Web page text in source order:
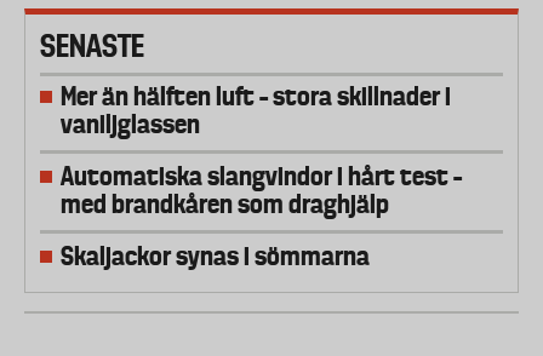
SENASTE
Mer än hälften luft – stora skillnader i
vaniljglassen
Automatiska slangvindor i hårt test –
med brandkåren som draghjälp
Skaljackor synas i sömmarna